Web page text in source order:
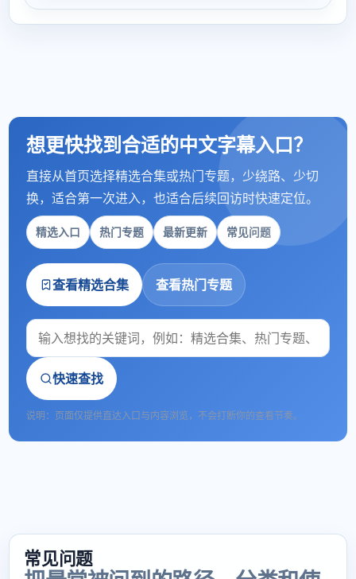
想更快找到合适的中文字幕入口？
直接从首页选择精选合集或热门专题，少绕路、少切
换，适合第一次进入，也适合后续回访时快速定位。
精选入口 热门专题 最新更新 常见问题
查看精选合集 查看热门专题
快速查找
说明：页面仅提供直达入口与内容浏览，不会打断你的查看节奏。
常见问题